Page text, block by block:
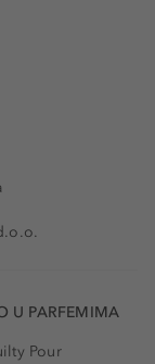
U PARFEMIMA
Pour